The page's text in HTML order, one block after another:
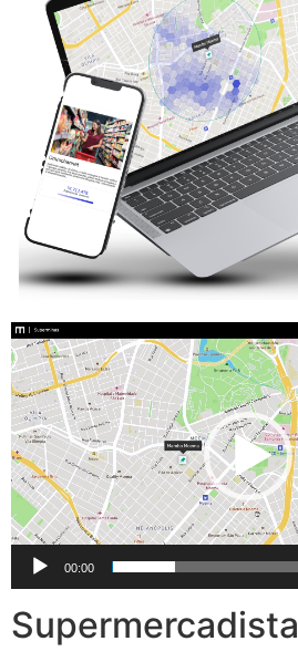
Tocador
de
vídeo
00:00
Supermercadista